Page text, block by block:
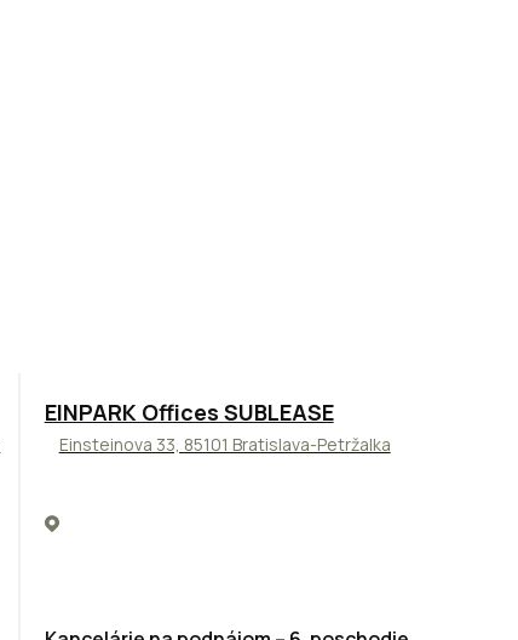
TOP ODPORÚČAME
EINPARK Offices SUBLEASE
Einsteinova 33, 85101 Bratislava-Petržalka